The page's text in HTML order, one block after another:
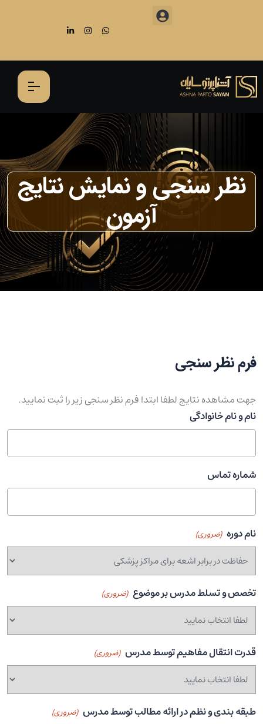
نظر سنجی و نمایش نتایج
آزمون
فرم نظر سنجی
جهت مشاهده نتایج لطفا ابتدا فرم نظر سنجی زیر را ثبت نمایید.
نام و نام خانوادگی
شماره تماس
نام دوره (ضروری)
تخصص و تسلط مدرس بر موضوع (ضروری)
قدرت انتقال مفاهیم توسط مدرس (ضروری)
طبقه بندی و نظم در ارائه مطالب توسط مدرس (ضروری)